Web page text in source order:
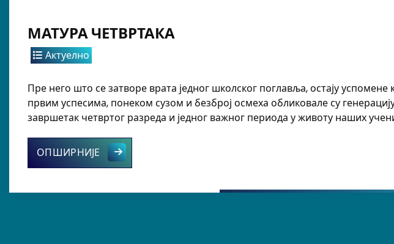
МАТУРА ЧЕТВРТАКА
Актуелно
Пре него што се затворе врата једног школског поглавља, остају
првим успесима, понеком сузом и безброј осмеха обликовале су
завршетак четвртог разреда и једног важног периода у животу наших
ОПШИРНИЈЕ МАТУРА ЧЕТВРТАКА